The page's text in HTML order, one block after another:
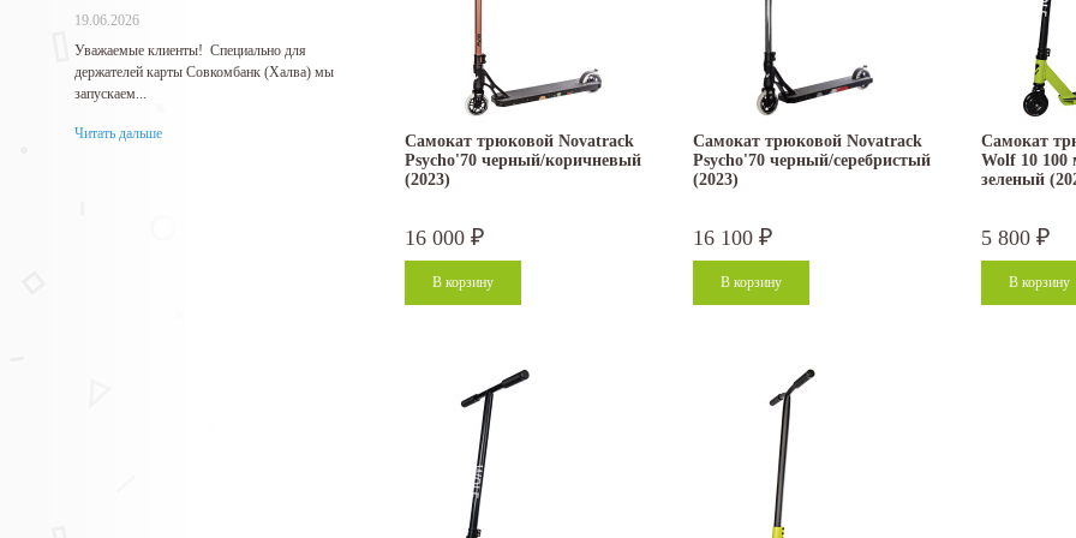
19.06.2026
Уважаемые клиенты! Специально для
держателей карты Совкомбанк (Халва) мы
запускаем...
Читать дальше
Гарантируем самые низкие цены на нашу
Прокат спортивного инвентаря В нашем
прокате вы можете взять на сутки:...
Именинникам и
был на днях! В
Читать дальше
Самокат трюковой Novatrack
Psycho'70 черный/коричневый
(2023)
16 000 ₽
Самокат трюковой Novatrack
Psycho'70 черный/серебристый
(2023)
16 100 ₽
Самокат
Wolf 10
зеленый
5 800 ₽